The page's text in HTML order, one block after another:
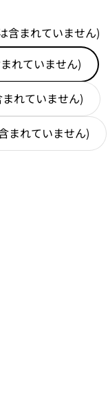
含まれていません)
れていません)
れていません)
まれていません)